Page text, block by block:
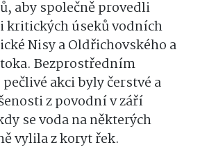
aby společně provedli
kritických úseků vodních
Nisy a Oldřichovského a
Bezprostředním
akci byly čerstvé a
z povodní v září
se voda na některých
vylila z koryt řek.